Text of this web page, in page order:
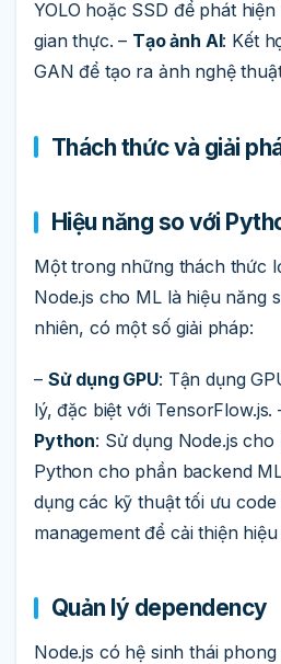
YOLO hoặc SSD để phát
gian thực. – Tạo ảnh AI: Kết
GAN để tạo ra ảnh nghệ
Thách thức và giải
Hiệu năng so với
Một trong những thách thức
Node.js cho ML là hiệu năng
nhiên, có một số giải pháp:
– Sử dụng GPU: Tận dụng
lý, đặc biệt với TensorFlow.js.
Python: Sử dụng Node.js
Python cho phần backend
dụng các kỹ thuật tối ưu
management để cải thiện
Quản lý dependency
Node.js có hệ sinh thái